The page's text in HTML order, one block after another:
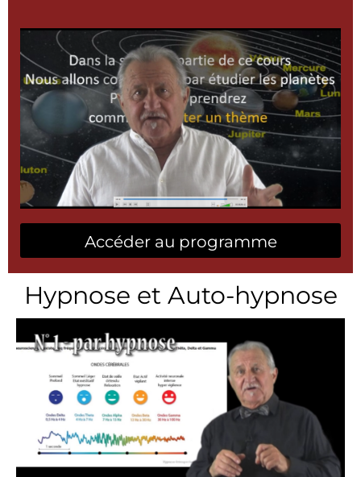
Accéder au programme
Hypnose et Auto-hypnose